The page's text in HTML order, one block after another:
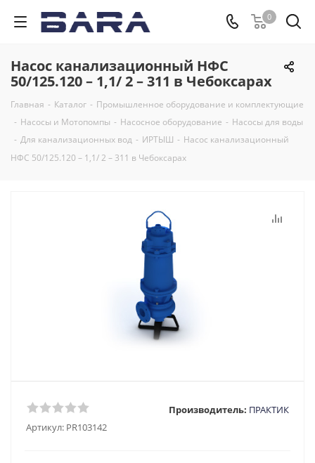
0
Насос канализационный НФС
50/125.120 – 1,1/ 2 – 311 в Чебоксарах
Главная - Каталог - Промышленное оборудование и комплектующие
- Насосы и Мотопомпы - Насосное оборудование - Насосы для воды
- Для канализационных вод - ИРТЫШ - Насос канализационный
НФС 50/125.120 – 1,1/ 2 – 311 в Чебоксарах
Артикул: PR103142
Производитель: ПРАКТИК